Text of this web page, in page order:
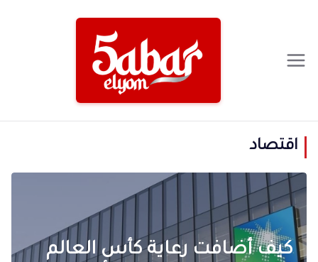
اقتصاد
كيف أضافت رعاية كأس العالم